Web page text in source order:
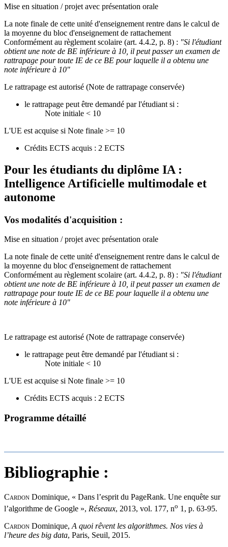
Mise en situation / projet avec présentation orale
La note finale de cette unité d'enseignement rentre dans le calcul de
la moyenne du bloc d'enseignement de rattachement
Conformément au règlement scolaire (art. 4.4.2, p. 8) : "Si l'étudiant
obtient une note de BE inférieure à 10, il peut passer un examen de
rattrapage pour toute IE de ce BE pour laquelle il a obtenu une
note inférieure à 10"
Le rattrapage est autorisé (Note de rattrapage conservée)
le rattrapage peut être demandé par l'étudiant si :
Note initiale < 10
L'UE est acquise si Note finale >= 10
Crédits ECTS acquis : 2 ECTS
Pour les étudiants du diplôme IA :
Intelligence Artificielle multimodale et
autonome
Vos modalités d'acquisition :
Mise en situation / projet avec présentation orale
La note finale de cette unité d'enseignement rentre dans le calcul de
la moyenne du bloc d'enseignement de rattachement
Conformément au règlement scolaire (art. 4.4.2, p. 8) : "Si l'étudiant
obtient une note de BE inférieure à 10, il peut passer un examen de
rattrapage pour toute IE de ce BE pour laquelle il a obtenu une
note inférieure à 10"
Le rattrapage est autorisé (Note de rattrapage conservée)
le rattrapage peut être demandé par l'étudiant si :
Note initiale < 10
L'UE est acquise si Note finale >= 10
Crédits ECTS acquis : 2 ECTS
Programme détaillé
Bibliographie :
Cardon Dominique, « Dans l’esprit du PageRank. Une enquête sur
l’algorithme de Google », Réseaux, 2013, vol. 177, no 1, p. 63‑95.
Cardon Dominique, A quoi rêvent les algorithmes. Nos vies à
l’heure des big data, Paris, Seuil, 2015.